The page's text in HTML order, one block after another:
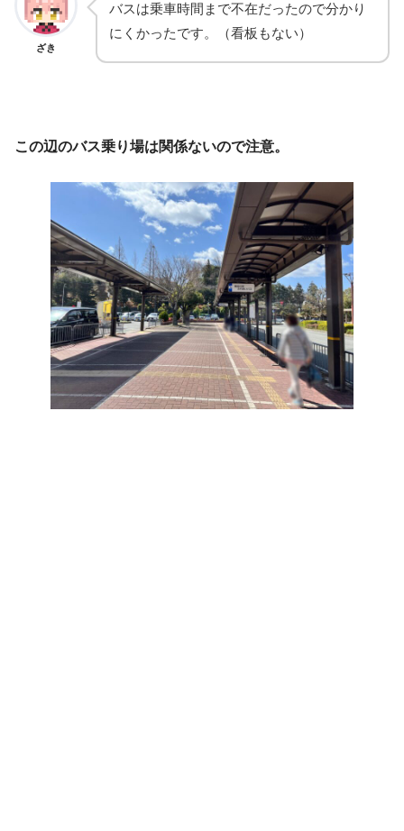
ざき
バスは乗車時間まで不在だったので分かり
にくかったです。（看板もない）
この辺のバス乗り場は関係ないので注意。